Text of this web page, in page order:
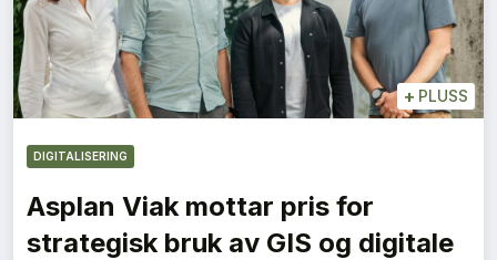
+ PLUSS
DIGITALISERING
Asplan Viak mottar pris for
strategisk bruk av GIS og digitale